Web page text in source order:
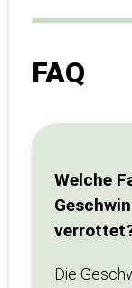
FAQ
Welche
Die